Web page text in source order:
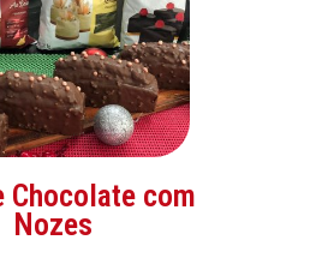
Chocolate com
Nozes